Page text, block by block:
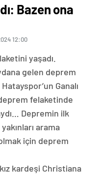
Bazen ona
12:00
yaşadı.
gelen deprem
Ganalı
felaketinde
Depremin ilk
arama
için deprem
kardeşi Christiana